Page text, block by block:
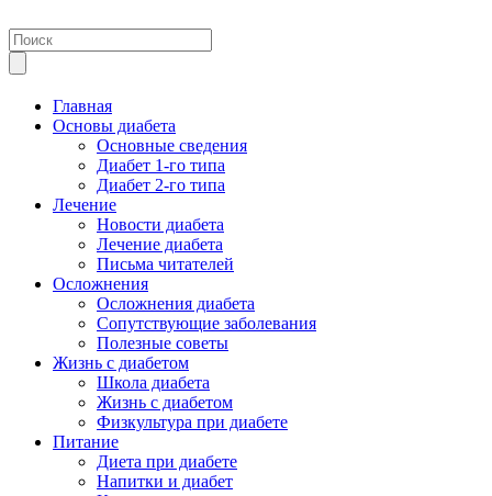
Главная
Основы диабета
Основные сведения
Диабет 1-го типа
Диабет 2-го типа
Лечение
Новости диабета
Лечение диабета
Письма читателей
Осложнения
Осложнения диабета
Сопутствующие заболевания
Полезные советы
Жизнь с диабетом
Школа диабета
Жизнь с диабетом
Физкультура при диабете
Питание
Диета при диабете
Напитки и диабет